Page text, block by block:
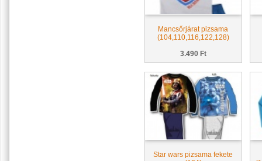
Mancsőrjárat pizsama
(104,110,116,122,128)
3.490 Ft
Star wars pizsama fekete